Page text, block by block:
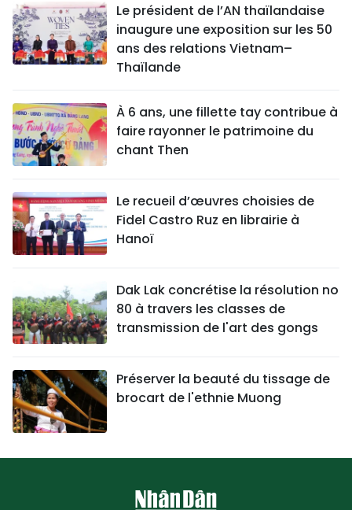
Le président de l’AN thaïlandaise
inaugure une exposition sur les 50
ans des relations Vietnam–
Thaïlande
À 6 ans, une fillette tay contribue à
faire rayonner le patrimoine du
chant Then
Le recueil d’œuvres choisies de
Fidel Castro Ruz en librairie à
Hanoï
Dak Lak concrétise la résolution no
80 à travers les classes de
transmission de l'art des gongs
Préserver la beauté du tissage de
brocart de l'ethnie Muong